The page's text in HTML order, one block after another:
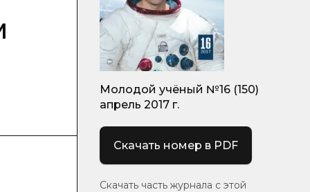
Молодой учёный №16 (150)
апрель 2017 г.
Скачать номер в PDF
Скачать часть журнала с этой